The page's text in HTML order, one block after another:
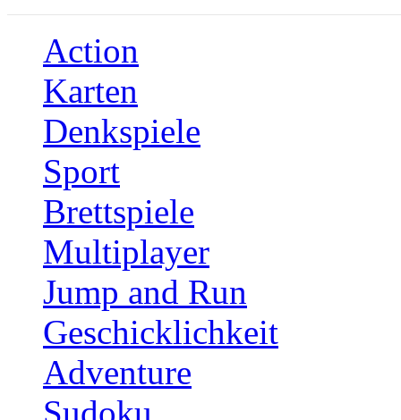
Action
Karten
Denkspiele
Sport
Brettspiele
Multiplayer
Jump and Run
Geschicklichkeit
Adventure
Sudoku